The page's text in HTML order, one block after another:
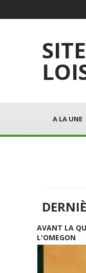
A LA UNE
AVANT LA
L'OMEGON